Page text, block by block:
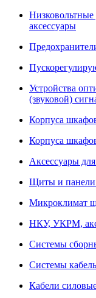
Низковольтные
аксессуары
Устройства
(звуковой)
Корпуса
Корпуса
Аксессуары
Щиты и панели
Микроклимат
НКУ, УКРМ,
Системы
Системы
Кабели